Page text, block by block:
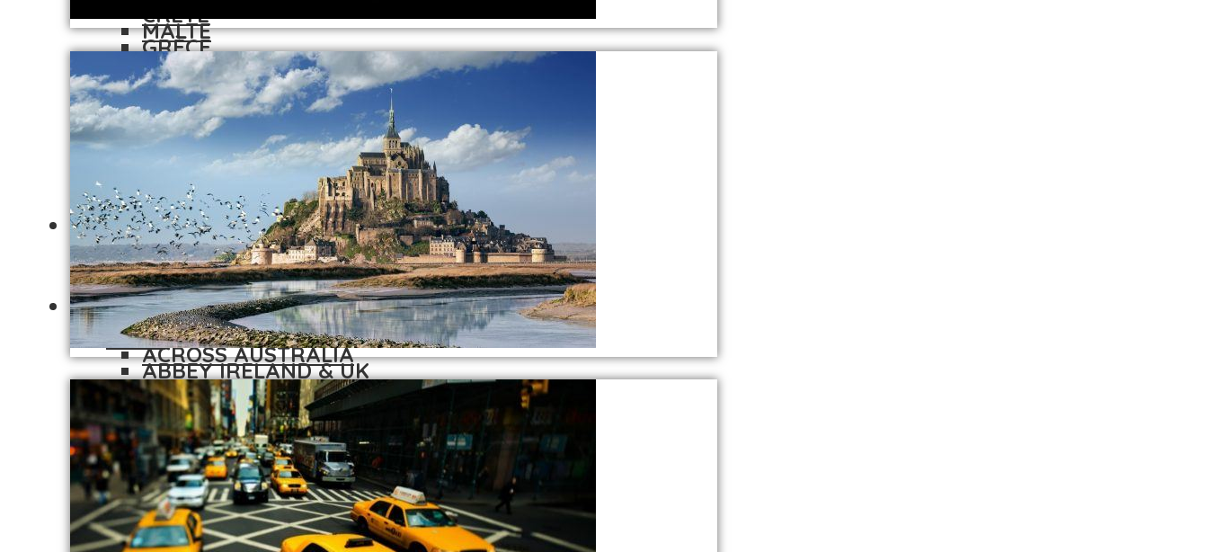
MALTE
POLOGNE
ROUMANIE
ROYAUME UNI
SERBIE
LISTE DES PAYS
TROUVER UN DMC
A-B-C
ABBEY IRELAND & UK
ACME TOURS
ACROSS AUSTRALIA
AFRICAN EAGLE
AFRICAN EXPRESS
TRAVEL
ALGÉRIE TOURS
AMANASKA
CRÈTE
GRÈCE
MACÉDOINE
MALTE
POLOGNE
ROUMANIE
ROYAUME UNI
SERBIE
LISTE DES PAYS
TROUVER UN DMC
A-B-C
ABBEY IRELAND & UK
ACME TOURS
ACROSS AUSTRALIA
AFRICAN EAGLE
AFRICAN EXPRESS
TRAVEL